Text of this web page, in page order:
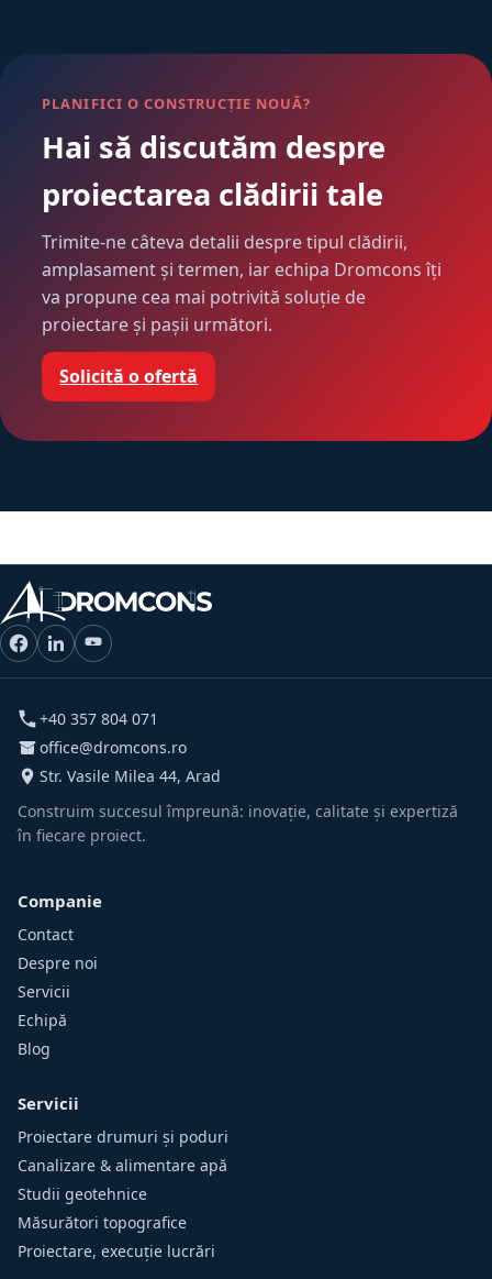
PLANIFICI O CONSTRUCȚIE NOUĂ?
Hai să discutăm despre
proiectarea clădirii tale
Trimite-ne câteva detalii despre tipul clădirii,
amplasament și termen, iar echipa Dromcons îți
va propune cea mai potrivită soluție de
proiectare și pașii următori.
Solicită o ofertă
+40 357 804 071
office@dromcons.ro
Str. Vasile Milea 44, Arad
Construim succesul împreună: inovație, calitate și expertiză
în fiecare proiect.
Companie
Contact
Despre noi
Servicii
Echipă
Blog
Servicii
Proiectare drumuri și poduri
Canalizare & alimentare apă
Studii geotehnice
Măsurători topografice
Proiectare, execuție lucrări